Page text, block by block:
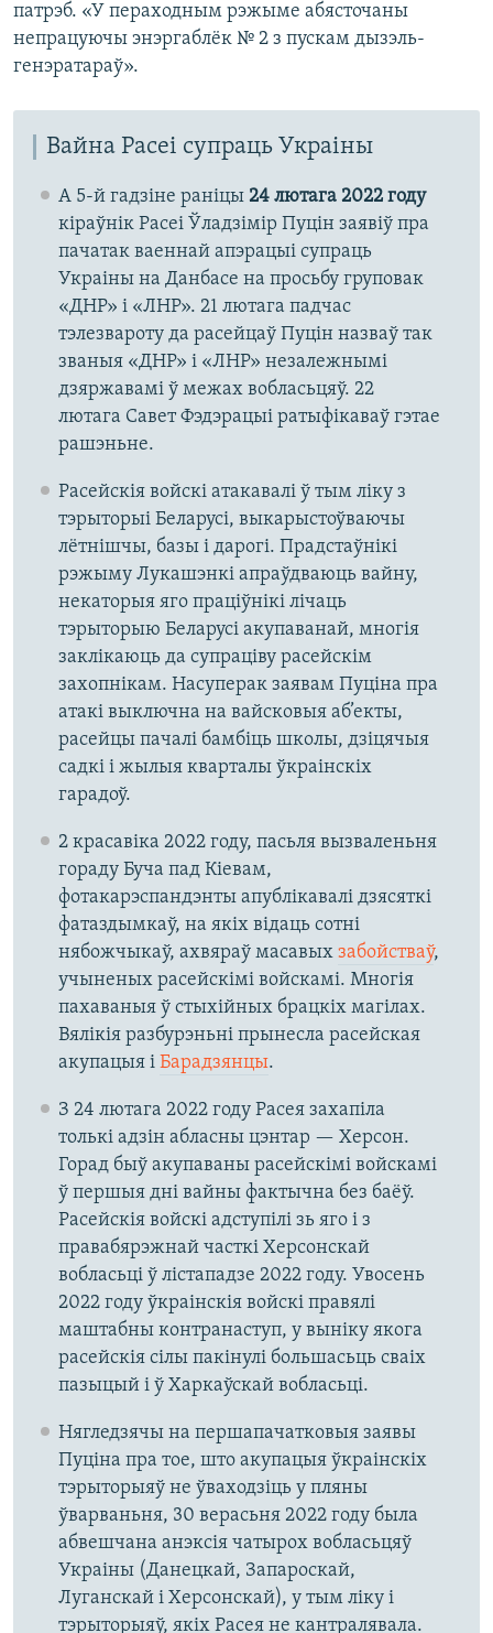
патрэб. «У пераходным рэжыме абясточаны
непрацуючы энэргаблёк № 2 з пускам дызэль-
генэратараў».
Вайна Расеі супраць Украіны
А 5-й гадзіне раніцы 24 лютага 2022 году
кіраўнік Расеі Ўладзімір Пуцін заявіў пра
пачатак ваеннай апэрацыі супраць
Украіны на Данбасе на просьбу груповак
«ДНР» і «ЛНР». 21 лютага падчас
тэлезвароту да расейцаў Пуцін назваў так
званыя «ДНР» і «ЛНР» незалежнымі
дзяржавамі ў межах вобласьцяў. 22
лютага Савет Фэдэрацыі ратыфікаваў гэтае
рашэньне.
Расейскія войскі атакавалі ў тым ліку з
тэрыторыі Беларусі, выкарыстоўваючы
лётнішчы, базы і дарогі. Прадстаўнікі
рэжыму Лукашэнкі апраўдваюць вайну,
некаторыя яго праціўнікі лічаць
тэрыторыю Беларусі акупаванай, многія
заклікаюць да супраціву расейскім
захопнікам. Насуперак заявам Пуціна пра
атакі выключна на вайсковыя аб’екты,
расейцы пачалі бамбіць школы, дзіцячыя
садкі і жылыя кварталы ўкраінскіх
гарадоў.
2 красавіка 2022 году, пасьля вызваленьня
гораду Буча пад Кіевам,
фотакарэспандэнты апублікавалі дзясяткі
фатаздымкаў, на якіх відаць сотні
нябожчыкаў, ахвяраў масавых забойстваў,
учыненых расейскімі войскамі. Многія
пахаваныя ў стыхійных брацкіх магілах.
Вялікія разбурэньні прынесла расейская
акупацыя і Барадзянцы.
З 24 лютага 2022 году Расея захапіла
толькі адзін абласны цэнтар — Херсон.
Горад быў акупаваны расейскімі войскамі
ў першыя дні вайны фактычна без баёў.
Расейскія войскі адступілі зь яго і з
правабярэжнай часткі Херсонскай
вобласьці ў лістападзе 2022 году. Увосень
2022 году ўкраінскія войскі правялі
маштабны контранаступ, у выніку якога
расейскія сілы пакінулі большасьць сваіх
пазыцый і ў Харкаўскай вобласьці.
Нягледзячы на першапачатковыя заявы
Пуціна пра тое, што акупацыя ўкраінскіх
тэрыторыяў не ўваходзіць у пляны
ўварваньня, 30 верасьня 2022 году была
абвешчана анэксія чатырох вобласьцяў
Украіны (Данецкай, Запароскай,
Луганскай і Херсонскай), у тым ліку і
тэрыторыяў, якіх Расея не кантралявала.